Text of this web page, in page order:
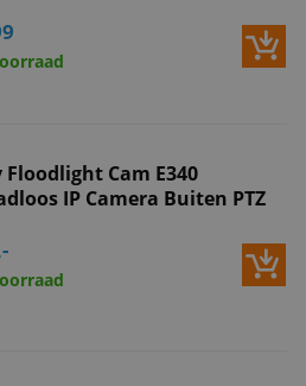
Floodlight Cam E340
IP Camera Buiten PTZ